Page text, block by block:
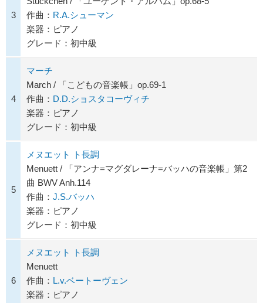
3
作曲： R.A.シューマン
楽器：ピアノ
グレード：初中級
4
マーチ
March / 「こどもの音楽帳」op.69-1
作曲： D.D.ショスタコーヴィチ
楽器：ピアノ
グレード：初中級
5
メヌエット ト長調
Menuett / 「アンナ=マグダレーナ=バッハの音楽帳」第2
曲 BWV Anh.114
作曲： J.S.バッハ
楽器：ピアノ
グレード：初中級
6
メヌエット ト長調
Menuett
作曲： L.v.ベートーヴェン
楽器：ピアノ